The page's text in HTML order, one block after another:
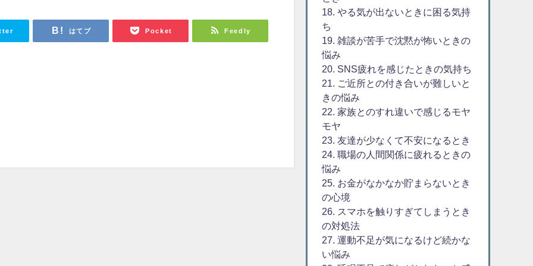
はてブ Pocket Feedly
18. やる気が出ないときに困る気持
ち
19. 雑談が苦手で沈黙が怖いときの
悩み
20. SNS疲れを感じたときの気持ち
21. ご近所との付き合いが難しいと
きの悩み
22. 家族とのすれ違いで感じるモヤ
モヤ
23. 友達が少なくて不安になるとき
24. 職場の人間関係に疲れるときの
悩み
25. お金がなかなか貯まらないとき
の心境
26. スマホを触りすぎてしまうとき
の対処法
27. 運動不足が気になるけど続かな
い悩み